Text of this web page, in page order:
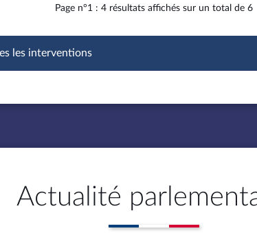
Page n°1 : 4 résultats affichés sur un total de 6
les interventions
Actualité